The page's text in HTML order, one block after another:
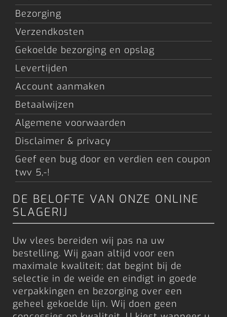
Bezorging
Verzendkosten
Gekoelde bezorging en opslag
Levertijden
Account aanmaken
Betaalwijzen
Algemene voorwaarden
Disclaimer & privacy
Geef een bug door en verdien een coupon
twv 5,-!
DE BELOFTE VAN ONZE ONLINE
SLAGERIJ
Uw vlees bereiden wij pas na uw
bestelling. Wij gaan altijd voor een
maximale kwaliteit; dat begint bij de
selectie in de weide en eindigt in goede
verpakkingen en bezorging over een
geheel gekoelde lijn. Wij doen geen